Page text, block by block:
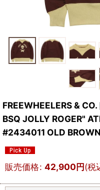
FREEWHEELERS &
BSQ JOLLY ROGER"
#2434011 OLD
販売価格: 42,900円(税